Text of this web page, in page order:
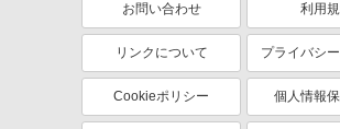
お問い合わせ 利用
リンクについて プライバシ
Cookieポリシー 個人情報